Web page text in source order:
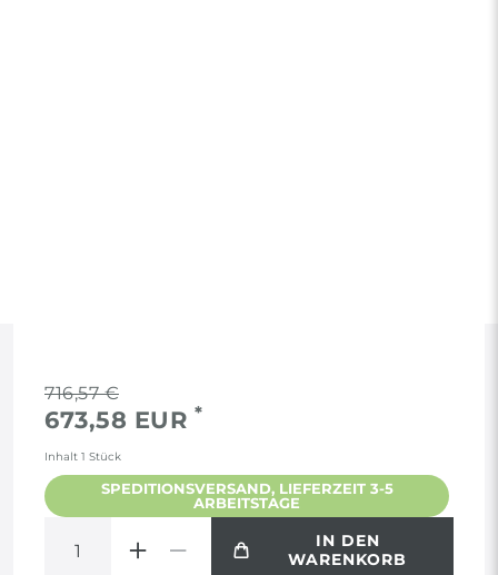
716,57 €
673,58 EUR *
Inhalt 1 Stück
SPEDITIONSVERSAND, LIEFERZEIT 3-5
ARBEITSTAGE
IN DEN
WARENKORB
RECHTLICHES
AGB
WIDERRUF
VERTRAG WIDERRUFEN